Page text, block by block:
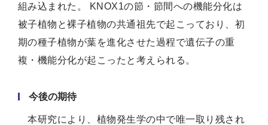
組み込まれた。 KNOX1の節・節間への機能分化は
被子植物と裸子植物の共通祖先で起こっており、初
期の種子植物が葉を進化させた過程で遺伝子の重
複・機能分化が起こったと考えられる。
今後の期待
本研究により、植物発生学の中で唯一取り残され